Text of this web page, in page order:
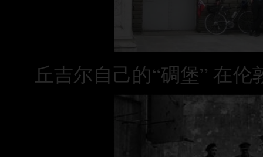
丘吉尔自己的“碉堡” 在伦